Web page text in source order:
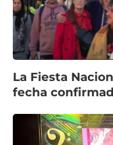
La Fiesta
fecha